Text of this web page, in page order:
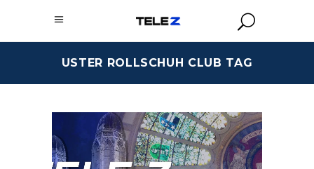
USTER ROLLSCHUH CLUB TAG